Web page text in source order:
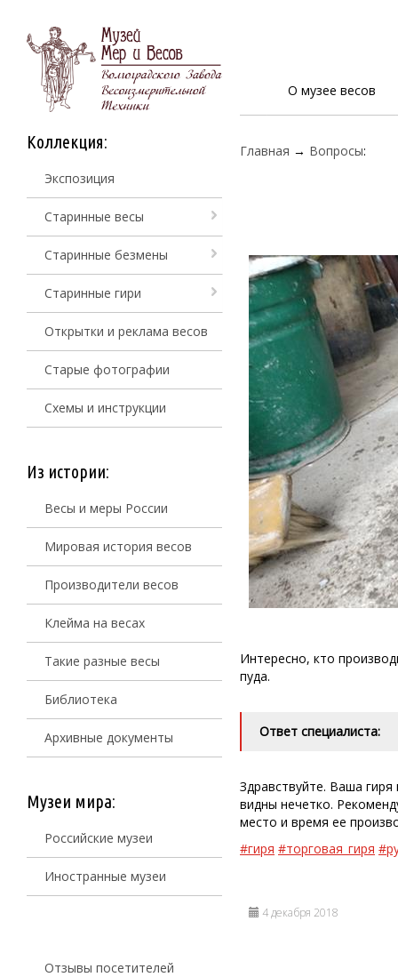
О музее весов
Коллекция:
Экспозиция
Старинные весы
Старинные безмены
Старинные гири
Открытки и реклама весов
Старые фотографии
Схемы и инструкции
Из истории:
Весы и меры России
Мировая история весов
Производители весов
Клейма на весах
Такие разные весы
Библиотека
Архивные документы
Музеи мира:
Российские музеи
Иностранные музеи
Отзывы посетителей
Главная → Вопросы:
Интересно, кто
пуда.
Ответ специалиста:
Здравствуйте. Ваша
видны нечетко.
место и время ее
#гиря #торговая_гиря
4 декабря 2018